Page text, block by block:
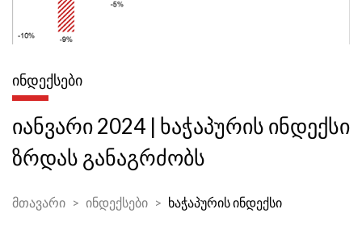
ᲘᲜᲓᲔᲥᲡᲔᲑᲘ
იანვარი 2024 | ხაჭაპურის ინდექსი
ზრდას განაგრძობს
მთავარი ინდექსები ხაჭაპურის ინდექსი